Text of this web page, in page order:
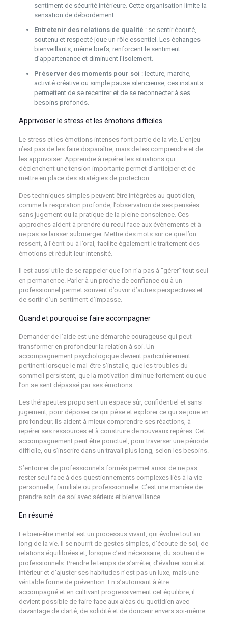
sentiment de sécurité intérieure. Cette organisation limite la
sensation de débordement.
Entretenir des relations de qualité : se sentir écouté,
soutenu et respecté joue un rôle essentiel. Les échanges
bienveillants, même brefs, renforcent le sentiment
d’appartenance et diminuent l’isolement.
Préserver des moments pour soi : lecture, marche,
activité créative ou simple pause silencieuse, ces instants
permettent de se recentrer et de se reconnecter à ses
besoins profonds.
Apprivoiser le stress et les émotions difficiles
Le stress et les émotions intenses font partie de la vie. L’enjeu
n’est pas de les faire disparaître, mais de les comprendre et de
les apprivoiser. Apprendre à repérer les situations qui
déclenchent une tension importante permet d’anticiper et de
mettre en place des stratégies de protection.
Des techniques simples peuvent être intégrées au quotidien,
comme la respiration profonde, l’observation de ses pensées
sans jugement ou la pratique de la pleine conscience. Ces
approches aident à prendre du recul face aux événements et à
ne pas se laisser submerger. Mettre des mots sur ce que l’on
ressent, à l’écrit ou à l’oral, facilite également le traitement des
émotions et réduit leur intensité.
Il est aussi utile de se rappeler que l’on n’a pas à “gérer” tout seul
en permanence. Parler à un proche de confiance ou à un
professionnel permet souvent d’ouvrir d’autres perspectives et
de sortir d’un sentiment d’impasse.
Quand et pourquoi se faire accompagner
Demander de l’aide est une démarche courageuse qui peut
transformer en profondeur la relation à soi. Un
accompagnement psychologique devient particulièrement
pertinent lorsque le mal-être s’installe, que les troubles du
sommeil persistent, que la motivation diminue fortement ou que
l’on se sent dépassé par ses émotions.
Les thérapeutes proposent un espace sûr, confidentiel et sans
jugement, pour déposer ce qui pèse et explorer ce qui se joue en
profondeur. Ils aident à mieux comprendre ses réactions, à
repérer ses ressources et à construire de nouveaux repères. Cet
accompagnement peut être ponctuel, pour traverser une période
difficile, ou s’inscrire dans un travail plus long, selon les besoins.
S’entourer de professionnels formés permet aussi de ne pas
rester seul face à des questionnements complexes liés à la vie
personnelle, familiale ou professionnelle. C’est une manière de
prendre soin de soi avec sérieux et bienveillance.
En résumé
Le bien-être mental est un processus vivant, qui évolue tout au
long de la vie. Il se nourrit de gestes simples, d’écoute de soi, de
relations équilibrées et, lorsque c’est nécessaire, du soutien de
professionnels. Prendre le temps de s’arrêter, d’évaluer son état
intérieur et d’ajuster ses habitudes n’est pas un luxe, mais une
véritable forme de prévention. En s’autorisant à être
accompagné et en cultivant progressivement cet équilibre, il
devient possible de faire face aux aléas du quotidien avec
davantage de clarté, de solidité et de douceur envers soi-même.